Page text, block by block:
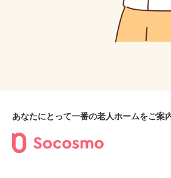
あなたにとって一番の老人ホームをご案